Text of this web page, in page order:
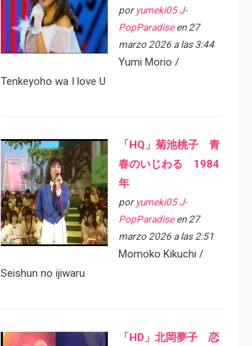
por yumeki05 J-
PopParadiseen 27
marzo 2026 a las 3:44
Yumi Morio /
Tenkeyoho wa I love U
「HQ」菊池桃子 青
春のいじわる 1984
年
por yumeki05 J-
PopParadiseen 27
marzo 2026 a las 2:51
Momoko Kikuchi /
Seishun no ijiwaru
「HD」北岡夢子 恋